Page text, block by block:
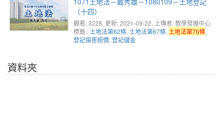
（十四）
觀看: 3228, 更新: 2021-09-22, 上傳者: 教學發展中心
標籤 : 土地法第62條, 土地法第67條, 土地法第70條,
登記損害賠償, 登記儲金
資料夾